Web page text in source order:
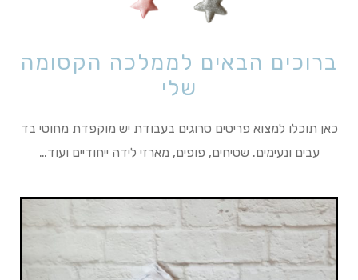
ברוכים הבאים לממלכה הקסומה
שלי
כאן תוכלו למצוא פריטים סרוגים בעבודת יש מוקפדת מחוטי בד
עבים ונעימים. שטיחים, פופים, מארזי לידה ייחודיים ועוד…